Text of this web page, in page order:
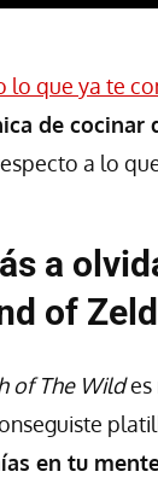
lo que ya te
de cocinar
a lo
a
of
of The Wild
en tu